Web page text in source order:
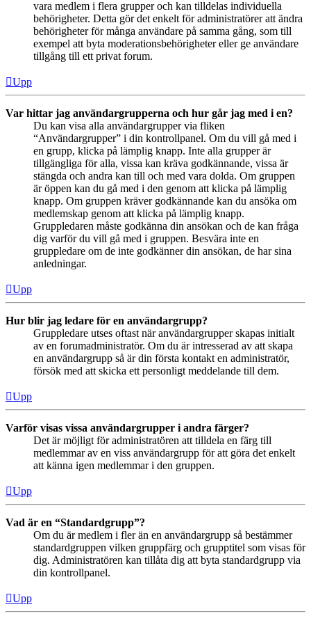
vara medlem i flera grupper och kan tilldelas individuella
behörigheter. Detta gör det enkelt för administratörer att ändra
behörigheter för många användare på samma gång, som till
exempel att byta moderationsbehörigheter eller ge användare
tillgång till ett privat forum.
Upp
Var hittar jag användargrupperna och hur går jag med i en?
Du kan visa alla användargrupper via fliken
“Användargrupper” i din kontrollpanel. Om du vill gå med i
en grupp, klicka på lämplig knapp. Inte alla grupper är
tillgängliga för alla, vissa kan kräva godkännande, vissa är
stängda och andra kan till och med vara dolda. Om gruppen
är öppen kan du gå med i den genom att klicka på lämplig
knapp. Om gruppen kräver godkännande kan du ansöka om
medlemskap genom att klicka på lämplig knapp.
Gruppledaren måste godkänna din ansökan och de kan fråga
dig varför du vill gå med i gruppen. Besvära inte en
gruppledare om de inte godkänner din ansökan, de har sina
anledningar.
Upp
Hur blir jag ledare för en användargrupp?
Gruppledare utses oftast när användargrupper skapas initialt
av en forumadministratör. Om du är intresserad av att skapa
en användargrupp så är din första kontakt en administratör,
försök med att skicka ett personligt meddelande till dem.
Upp
Varför visas vissa användargrupper i andra färger?
Det är möjligt för administratören att tilldela en färg till
medlemmar av en viss användargrupp för att göra det enkelt
att känna igen medlemmar i den gruppen.
Upp
Vad är en “Standardgrupp”?
Om du är medlem i fler än en användargrupp så bestämmer
standardgruppen vilken gruppfärg och grupptitel som visas för
dig. Administratören kan tillåta dig att byta standardgrupp via
din kontrollpanel.
Upp